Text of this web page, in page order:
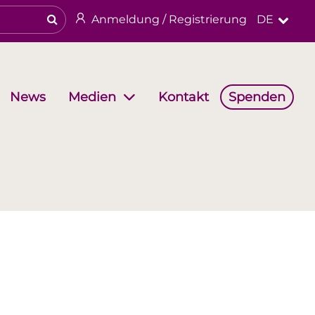
Anmeldung / Registrierung DE
News Medien Kontakt Spenden